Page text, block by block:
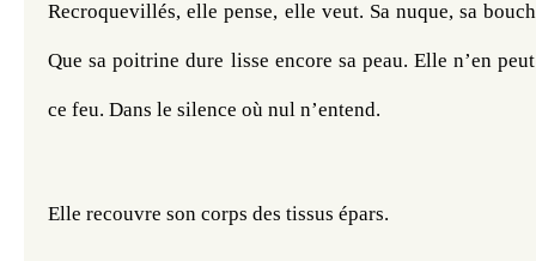
Recroquevillés, elle pense, elle veut. Sa nuque, sa
Que sa poitrine dure lisse encore sa peau. Elle n’en
ce feu. Dans le silence où nul n’entend.
Elle recouvre son corps des tissus épars.